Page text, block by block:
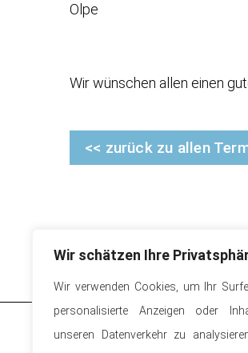
Wir schätzen Ihre
Wir verwenden Cookies, um Ihr
personalisierte Anzeigen oder
unseren Datenverkehr zu
Olpe
Wir wünschen allen einen
<< zurück zu allen
Kath. Grundschule Auf dem